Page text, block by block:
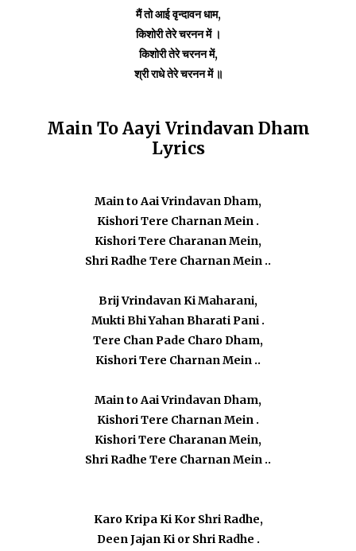
मैं तो आई वृन्दावन धाम,
किशोरी तेरे चरनन में ।
किशोरी तेरे चरनन में,
श्री राधे तेरे चरनन में ॥
Main To Aayi Vrindavan Dham
Lyrics
Main to Aai Vrindavan Dham,
Kishori Tere Charnan Mein .
Kishori Tere Charanan Mein,
Shri Radhe Tere Charnan Mein ..
Brij Vrindavan Ki Maharani,
Mukti Bhi Yahan Bharati Pani .
Tere Chan Pade Charo Dham,
Kishori Tere Charnan Mein ..
Main to Aai Vrindavan Dham,
Kishori Tere Charnan Mein .
Kishori Tere Charanan Mein,
Shri Radhe Tere Charnan Mein ..
Karo Kripa Ki Kor Shri Radhe,
Deen Jajan Ki or Shri Radhe .